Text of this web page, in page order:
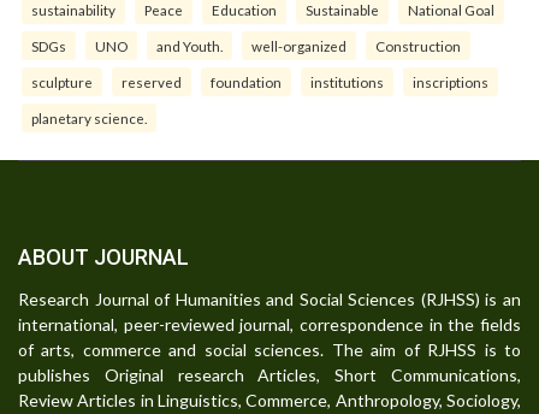
sustainability Peace Education Sustainable National Goal
SDGs UNO and Youth. well-organized Construction
sculpture reserved foundation institutions inscriptions
planetary science.
ABOUT JOURNAL
Research Journal of Humanities and Social Sciences (RJHSS) is an
international, peer-reviewed journal, correspondence in the fields
of arts, commerce and social sciences. The aim of RJHSS is to
publishes Original research Articles, Short Communications,
Review Articles in Linguistics, Commerce, Anthropology, Sociology,